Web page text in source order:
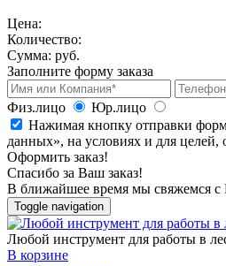
Цена:
Количество:
Сумма: руб.
Заполните форму заказа
Физ.лицо
Юр.лицо
Нажимая кнопку отправки
данных», на условиях и для
Оформить заказ!
Спасибо за Ваш заказ!
В ближайшее время мы свяжемся с
Toggle navigation
Любой инструмент для работы в
В корзине